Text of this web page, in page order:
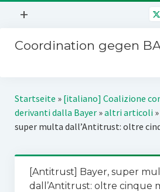
Menü
+
Mitmachen
Über uns
Kontakt
Impressum
Störfälle
Coordination gegen
Kampagnen
Jahrestagung
Startseite » [italiano] Coalizione
derivanti dalla Bayer»altri articoli »
super multa dall’Antitrust: oltre
[Antitrust] Bayer, super
dall’Antitrust: oltre cinque